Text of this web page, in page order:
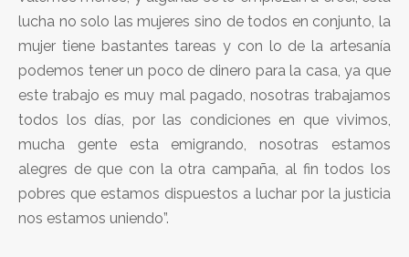
lucha no solo las mujeres sino de todos en conjunto, la
mujer tiene bastantes tareas y con lo de la artesanía
podemos tener un poco de dinero para la casa, ya que
este trabajo es muy mal pagado, nosotras trabajamos
todos los días, por las condiciones en que vivimos,
mucha gente esta emigrando, nosotras estamos
alegres de que con la otra campaña, al fin todos los
pobres que estamos dispuestos a luchar por la justicia
nos estamos uniendo”.